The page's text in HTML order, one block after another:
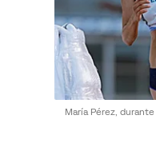
María Pérez,